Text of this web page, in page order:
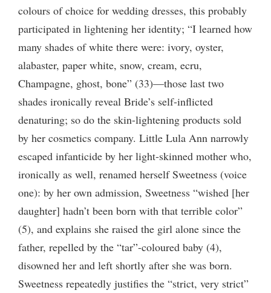
colours of choice for wedding dresses, this probably
participated in lightening her identity; “I learned how
many shades of white there were: ivory, oyster,
alabaster, paper white, snow, cream, ecru,
Champagne, ghost, bone” (33)—those last two
shades ironically reveal Bride’s self-inflicted
denaturing; so do the skin-lightening products sold
by her cosmetics company. Little Lula Ann narrowly
escaped infanticide by her light-skinned mother who,
ironically as well, renamed herself Sweetness (voice
one): by her own admission, Sweetness “wished [her
daughter] hadn’t been born with that terrible color”
(5), and explains she raised the girl alone since the
father, repelled by the “tar”-coloured baby (4),
disowned her and left shortly after she was born.
Sweetness repeatedly justifies the “strict, very strict”